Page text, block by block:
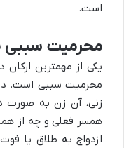
است.
محرمیت سببی
یکی از مهمترین ارکان
محرمیت سببی است. در
زنی، آن زن به صورت
همسر فعلی و چه از
ازدواج به طلاق یا